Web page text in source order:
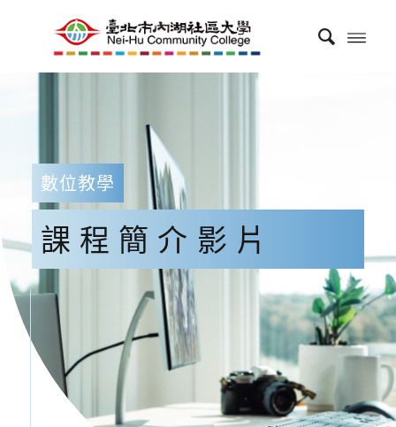
數位教學
課程簡介影片